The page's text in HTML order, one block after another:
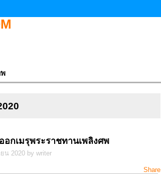
กเมรุพระราชทานเพลิงศพ
น 2020 by writer
Share